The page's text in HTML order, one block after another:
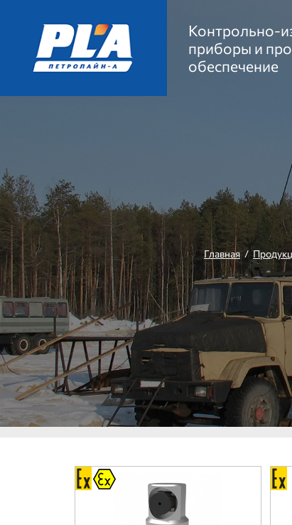
Контрольно-
приборы и
обеспечение
Главная/